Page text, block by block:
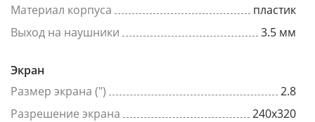
Материал корпуса
пластик
Выход на наушники
3.5 мм
Экран
Размер экрана (")
2.8
Разрешение экрана
240x320